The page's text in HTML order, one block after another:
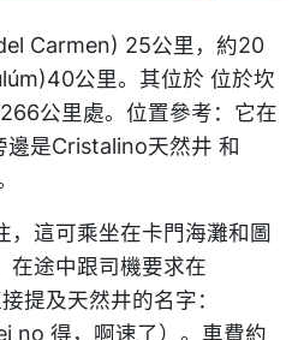
Carmen) 25公里，約20
公里。其位於 位於坎
公里處。位置參考：它在
是Cristalino天然井 和
，這可乘坐在卡門海灘和圖
在途中跟司機要求在
提及天然井的名字：
no 得，啊速了）。車費約